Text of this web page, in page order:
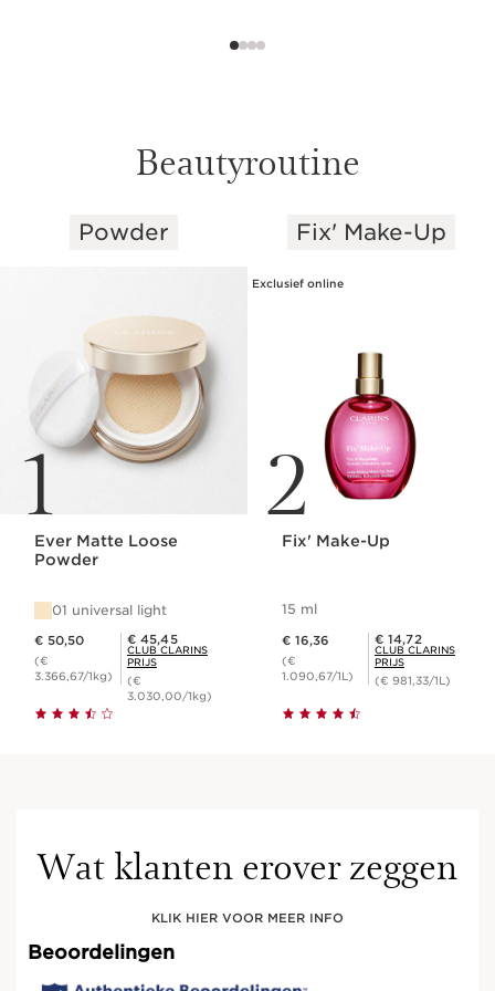
Beautyroutine
DOORGAAN NAAR INHOUD
Powder
1
Ever Matte Loose
Powder
01 universal light
€ 50,50
(€
3.366,67/1kg)
Club Clarins Prijs € 45,45
€ 45,45
CLUB CLARINS
PRIJS
(€
3.030,00/1kg)
Fix' Make-Up
2
Exclusief online
Fix' Make-Up
15 ml
€ 16,36
(€
1.090,67/1L)
Club Clarins Prijs € 14,72
€ 14,72
CLUB CLARINS
PRIJS
(€ 981,33/1L)
Wat klanten erover zeggen
KLIK HIER VOOR MEER INFO